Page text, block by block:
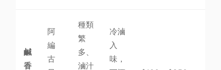
鹹
香
阿
編
古
種類
繁
多、
滷汁
冷滷
入
味，